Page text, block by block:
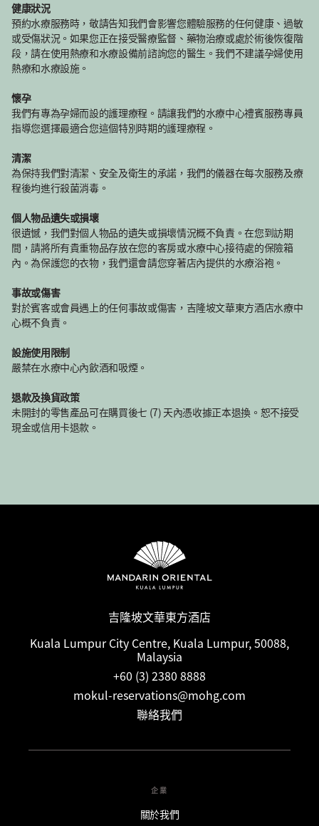
健康狀況
預約水療服務時，敬請告知我們會影響您體驗服務的任何健康、過敏
或受傷狀況。如果您正在接受醫療監督、藥物治療或處於術後恢復階
段，請在使用熱療和水療設備前諮詢您的醫生。我們不建議孕婦使用
熱療和水療設施。
懷孕
我們有專為孕婦而設的護理療程。請讓我們的水療中心禮賓服務專員
指導您選擇最適合您這個特別時期的護理療程。
清潔
為保持我們對清潔、安全及衛生的承諾，我們的儀器在每次服務及療
程後均進行殺菌消毒。
個人物品遺失或損壞
很遺憾，我們對個人物品的遺失或損壞情況概不負責。在您到訪期
間，請將所有貴重物品存放在您的客房或水療中心接待處的保險箱
內。為保護您的衣物，我們還會請您穿著店內提供的水療浴袍。
事故或傷害
對於賓客或會員遇上的任何事故或傷害，吉隆坡文華東方酒店水療中
心概不負責。
設施使用限制
嚴禁在水療中心內飲酒和吸煙。
退款及換貨政策
未開封的零售產品可在購買後七 (7) 天內憑收據正本退換。恕不接受
現金或信用卡退款。
吉隆坡文華東方酒店
Kuala Lumpur City Centre, Kuala Lumpur, 50088,
Malaysia
+60 (3) 2380 8888
mokul-reservations@mohg.com
聯絡我們
企業
關於我們